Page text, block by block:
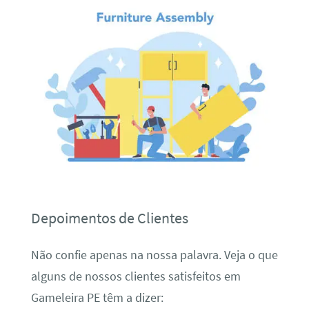
Depoimentos de Clientes
Não confie apenas na nossa palavra. Veja o que
alguns de nossos clientes satisfeitos em
Gameleira PE têm a dizer: